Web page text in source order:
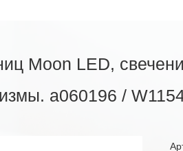
Moon LED,
a060196 /